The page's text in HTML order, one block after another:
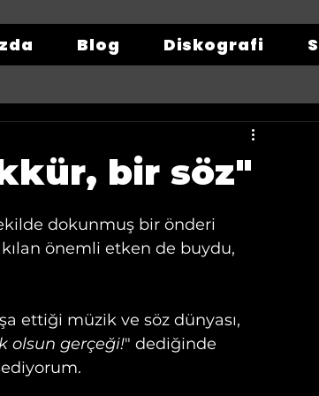
Blog Diskografi
bir söz"
dokunmuş bir önderi
önemli etken de buydu,
ettiği müzik ve söz dünyası,
olsun gerçeği!" dediğinde